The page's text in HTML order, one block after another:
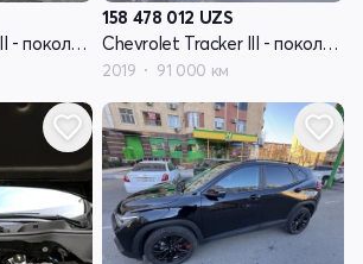
Chevrolet Tracker III - поколение рестайлинг
158 478 012 UZS
Chevrolet Tracker III - поколение рестайлинг
2019 91 000 км